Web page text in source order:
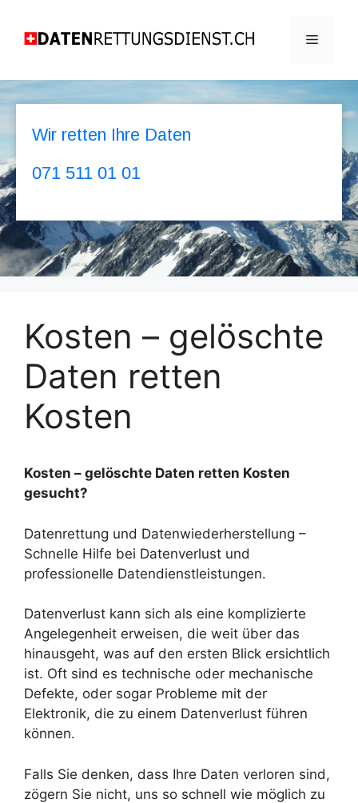
Wir retten Ihre Daten
071 511 01 01
Kosten – gelöschte
Daten retten
Kosten
Kosten – gelöschte Daten retten Kosten
gesucht?
Datenrettung und Datenwiederherstellung –
Schnelle Hilfe bei Datenverlust und
professionelle Datendienstleistungen.
Datenverlust kann sich als eine komplizierte
Angelegenheit erweisen, die weit über das
hinausgeht, was auf den ersten Blick ersichtlich
ist. Oft sind es technische oder mechanische
Defekte, oder sogar Probleme mit der
Elektronik, die zu einem Datenverlust führen
können.
Falls Sie denken, dass Ihre Daten verloren sind,
zögern Sie nicht, uns so schnell wie möglich zu